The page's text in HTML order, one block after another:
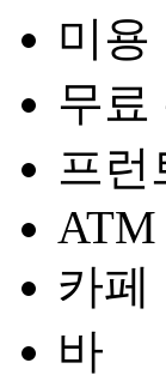
미용
무료
프런
ATM
카페
바